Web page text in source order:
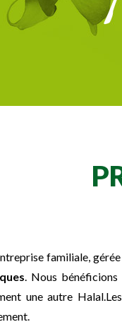
familiale,
. Nous bénéficions
une autre